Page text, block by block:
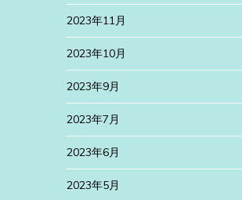
2023年11月
2023年10月
2023年9月
2023年7月
2023年6月
2023年5月